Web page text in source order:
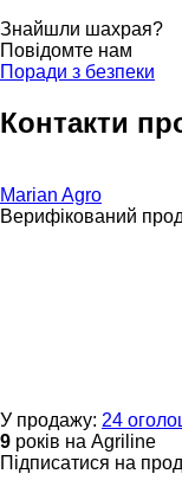
Знайшли шахрая?
Повідомте нам
Поради з безпеки
Контакти
Marian Agro
Верифікований
У продажу: 24
9 років на Agriline
Підписатися на